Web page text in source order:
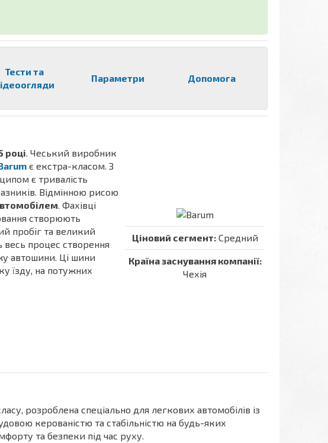
Тести та
Параметри Допомога
році. Чеський виробник
є екстра-класом. З
є тривалість
Відмінною рисою
. Фахівці
створюють
пробіг та великий
весь процес створення
автошини. Ці шини
їзду, на потужних
Ціновий сегмент:Средний
Країна заснування компанії:
Чехія
розроблена спеціально для легкових автомобілів із
керованістю та стабільністю на будь-яких
та безпеки під час руху.